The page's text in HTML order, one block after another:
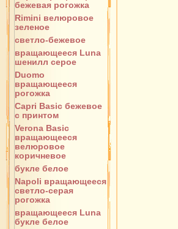
бежевая рогожка
Rimini велюровое
зеленое
светло-бежевое
вращающееся Luna
шенилл серое
Duomo
вращающееся
рогожка
Capri Basic бежевое
с принтом
Verona Basic
вращающееся
велюровое
коричневое
букле белое
Napoli вращающееся
светло-серая
рогожка
вращающееся Luna
букле белое